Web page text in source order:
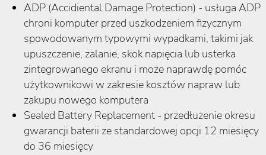
ADP (Accidiental Damage Protection) - usługa ADP
chroni komputer przed uszkodzeniem fizycznym
spowodowanym typowymi wypadkami, takimi jak
upuszczenie, zalanie, skok napięcia lub usterka
zintegrowanego ekranu i może naprawdę pomóc
użytkownikowi w zakresie kosztów napraw lub
zakupu nowego komputera
Sealed Battery Replacement - przedłużenie okresu
gwarancji baterii ze standardowej opcji 12 miesięcy
do 36 miesięcy